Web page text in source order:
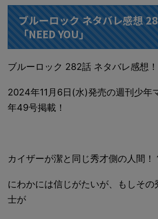
ブルーロック ネタバレ感想
「NEED YOU」
ブルーロック 282話 ネタバレ感想！
2024年11月6日(水)発売の週刊少年
年49号掲載！
カイザーが潔と同じ秀才側の人間！
にわかには信じがたいが、もしその
士が